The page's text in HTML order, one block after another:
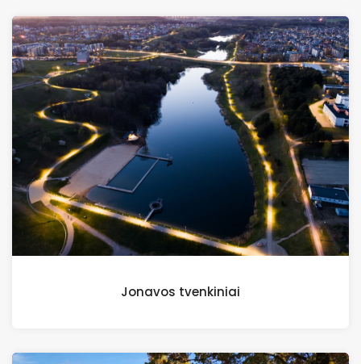
Jonavos tvenkiniai